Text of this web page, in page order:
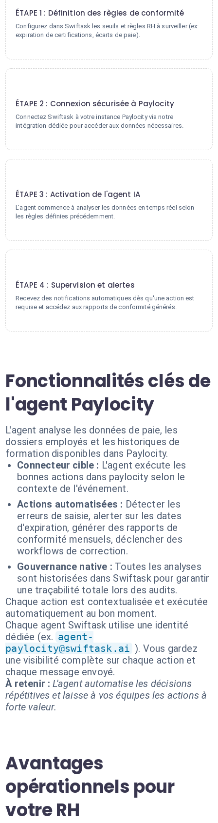
ÉTAPE 1 : Définition des règles de conformité
Configurez dans Swiftask les seuils et règles RH à surveiller (ex:
expiration de certifications, écarts de paie).
ÉTAPE 2 : Connexion sécurisée à Paylocity
Connectez Swiftask à votre instance Paylocity via notre
intégration dédiée pour accéder aux données nécessaires.
ÉTAPE 3 : Activation de l'agent IA
L'agent commence à analyser les données en temps réel selon
les règles définies précédemment.
ÉTAPE 4 : Supervision et alertes
Recevez des notifications automatiques dès qu'une action est
requise et accédez aux rapports de conformité générés.
Fonctionnalités clés de
l'agent Paylocity
L'agent analyse les données de paie, les
dossiers employés et les historiques de
formation disponibles dans Paylocity.
Connecteur cible : L'agent exécute les
bonnes actions dans paylocity selon le
contexte de l'événement.
Actions automatisées : Détecter les
erreurs de saisie, alerter sur les dates
d'expiration, générer des rapports de
conformité mensuels, déclencher des
workflows de correction.
Gouvernance native : Toutes les analyses
sont historisées dans Swiftask pour garantir
une traçabilité totale lors des audits.
Chaque action est contextualisée et exécutée
automatiquement au bon moment.
Chaque agent Swiftask utilise une identité
dédiée (ex. agent-
paylocity@swiftask.ai ). Vous gardez
une visibilité complète sur chaque action et
chaque message envoyé.
À retenir : L'agent automatise les décisions
répétitives et laisse à vos équipes les actions à
forte valeur.
Avantages
opérationnels pour
votre RH